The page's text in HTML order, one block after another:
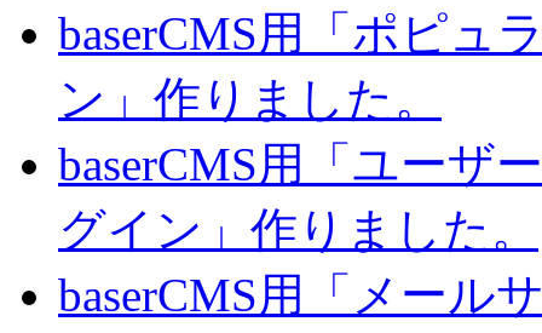
baserCMS用「ポピュ
ン」作りました。
baserCMS用「ユーザ
グイン」作りました。
baserCMS用「メール